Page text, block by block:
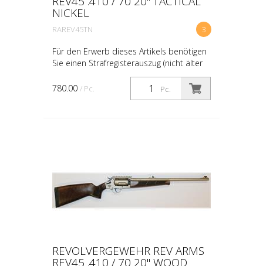
NICKEL
3
RAREV45TN
Für den Erwerb dieses Artikels benötigen
Sie einen Strafregisterauszug (nicht älter
als 3 Monate) & eine Kopie Ihrer
Identitätskarte oder Ihres Passes.
Pc.
780.00 / Pc.
REVOLVERGEWEHR REV ARMS
REV45 .410 / 70 20" WOOD